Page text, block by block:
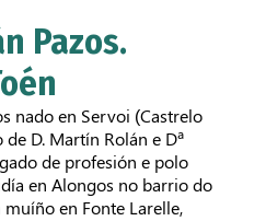
Pazos.
nado en Servoi (Castrelo
D. Martín Rolán e Dª
de profesión e polo
en Alongos no barrio do
en Fonte Larelle,